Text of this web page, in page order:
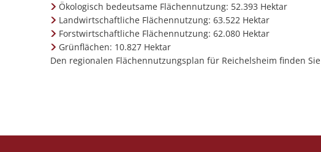
Ökologisch bedeutsame Flächennutzung: 52.393 Hektar
Landwirtschaftliche Flächennutzung: 63.522 Hektar
Forstwirtschaftliche Flächennutzung: 62.080 Hektar
Grünflächen: 10.827 Hektar
Den regionalen Flächennutzungsplan für Reichelsheim finden Sie